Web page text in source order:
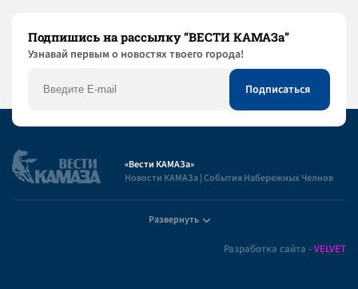
Подпишись на рассылку “ВЕСТИ КАМАЗа”
Узнaвай первым о новостях твоего города!
«Вести КАМАЗа»
Новости КАМАЗа | События Набережных Челнов
Развернуть
Разработка сайта -VELVET